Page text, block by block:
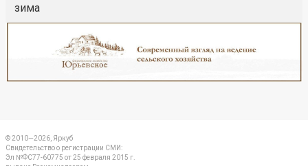
зима
© 2010—2026, Яркуб
Свидетельство о регистрации СМИ:
Эл №ФС77-60775 от 25 февраля 2015 г.